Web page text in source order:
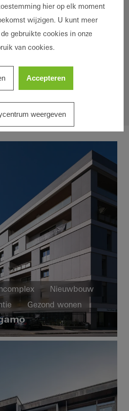
Nieuwbouw
Gezond wonen
en rookafvoer
Italy
hier op elk moment
wijzigen. U kunt meer
gebruikte cookies in onze
van cookies.
Accepteren
weergeven